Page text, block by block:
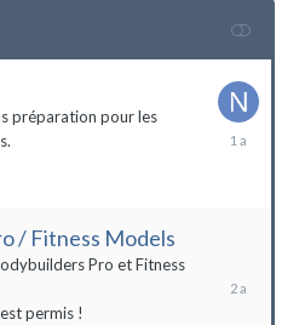
préparation pour les
14
/ Fitness Models
Pro et Fitness
permis !
2021